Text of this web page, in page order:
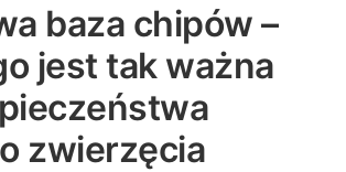
baza chipów –
jest tak ważna
zwierzęcia